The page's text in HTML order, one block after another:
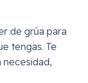
de grúa para
tengas. Te
necesidad,